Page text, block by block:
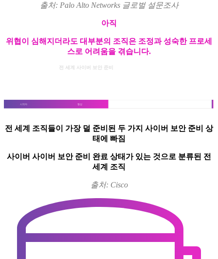
출처: Palo Alto Networks 글로벌 설문조사
아직
위협이 심해지더라도 대부분의 조직은 조정과 성숙한 프로세
스로 어려움을 겪습니다.
전 세계 사이버 보안 준비
시작자 형성
전 세계 조직들이 가장 덜 준비된 두 가지 사이버 보안 준비 상
태에 빠짐
사이버 사이버 보안 준비 완료 상태가 있는 것으로 분류된 전
세계 조직
출처: Cisco